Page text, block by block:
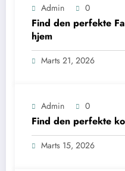
Admin 0
Find den perfekte
hjem
Marts 21, 2026
Admin 0
Find den perfekte
Marts 15, 2026